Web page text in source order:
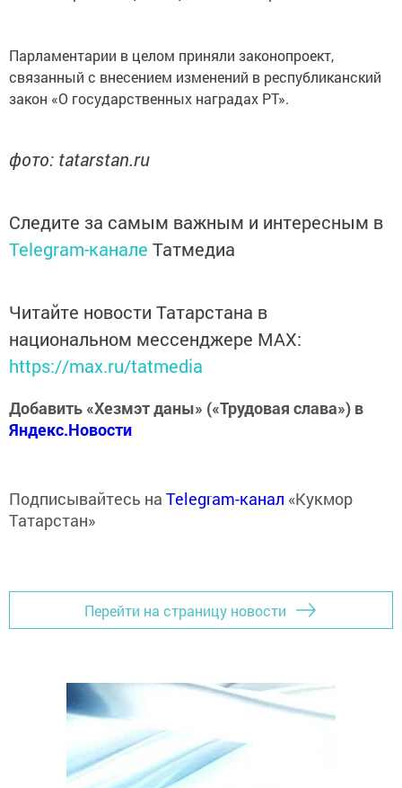
Парламентарии в целом приняли законопроект,
связанный с внесением изменений в республиканский
закон «О государственных наградах РТ».
фото: tatarstan.ru
Следите за самым важным и интересным в
Telegram-канале Татмедиа
Читайте новости Татарстана в
национальном мессенджере MАХ:
https://max.ru/tatmedia
Добавить «Хезмэт даны» («Трудовая слава») в
Яндекс.Новости
Подписывайтесь на Telegram-канал «Кукмор
Татарстан»
Перейти на страницу новости